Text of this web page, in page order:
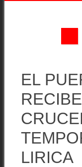
content
EL
LIRICA